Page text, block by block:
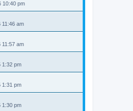
10:40 pm
11:46 am
11:57 am
1:32 pm
1:31 pm
1:30 pm